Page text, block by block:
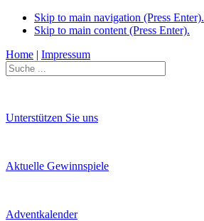
Skip to main navigation (Press Enter).
Skip to main content (Press Enter).
Home | Impressum
Unterstützen Sie uns
Aktuelle Gewinnspiele
Adventkalender